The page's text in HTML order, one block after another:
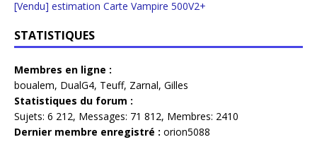
[Vendu] estimation Carte Vampire 500V2+
STATISTIQUES
Membres en ligne :
boualem, DualG4, Teuff, Zarnal, Gilles
Statistiques du forum :
Sujets: 6 212, Messages: 71 812, Membres: 2410
Dernier membre enregistré : orion5088